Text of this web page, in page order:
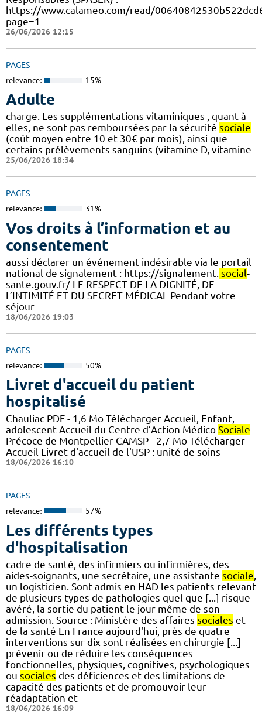
https://www.calameo.com/read/
page=1
26/06/2026 12:15
PAGES
relevance: 15%
Adulte
charge. Les supplémentations vitaminiques , quant à
elles, ne sont pas remboursées par la sécurité sociale
(coût moyen entre 10 et 30€ par mois), ainsi que
certains prélèvements sanguins (vitamine D, vitamine
25/06/2026 18:34
PAGES
relevance: 31%
Vos droits à l’information et au
consentement
aussi déclarer un événement indésirable via le portail
national de signalement : https://signalement. social-
sante.gouv.fr/ LE RESPECT DE LA DIGNITÉ, DE
L’INTIMITÉ ET DU SECRET MÉDICAL Pendant votre
séjour
18/06/2026 19:03
PAGES
relevance: 50%
Livret d'accueil du patient
hospitalisé
Chauliac PDF - 1,6 Mo Télécharger Accueil, Enfant,
adolescent Accueil du Centre d’Action Médico Sociale
Précoce de Montpellier CAMSP - 2,7 Mo Télécharger
Accueil Livret d'accueil de l'USP : unité de soins
18/06/2026 16:10
PAGES
relevance: 57%
Les différents types
d'hospitalisation
cadre de santé, des infirmiers ou infirmières, des
aides-soignants, une secrétaire, une assistante sociale
un logisticien. Sont admis en HAD les patients relevant
de plusieurs types de pathologies quel que [...] risque
avéré, la sortie du patient le jour même de son
admission. Source : Ministère des affaires sociales et
de la santé En France aujourd'hui, près de quatre
interventions sur dix sont réalisées en chirurgie [...]
prévenir ou de réduire les conséquences
fonctionnelles, physiques, cognitives, psychologiques
ou sociales des déficiences et des limitations de
capacité des patients et de promouvoir leur
réadaptation et
18/06/2026 16:09